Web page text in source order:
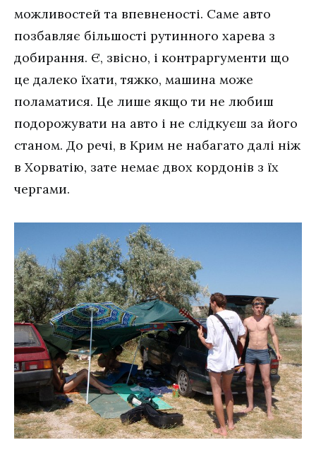
можливостей та впевненості. Саме авто
позбавляє більшості рутинного харева з
добирання. Є, звісно, і контраргументи що
це далеко їхати, тяжко, машина може
поламатися. Це лише якщо ти не любиш
подорожувати на авто і не слідкуєш за його
станом. До речі, в Крим не набагато далі ніж
в Хорватію, зате немає двох кордонів з їх
чергами.